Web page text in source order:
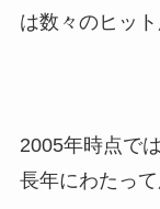
は数々のヒッ
2005年時点で
長年にわたっ